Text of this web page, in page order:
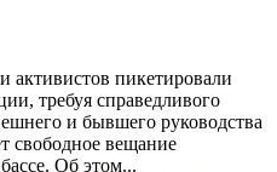
активистов пикетировали
требуя справедливого
и бывшего руководства
свободное вещание
Об этом...